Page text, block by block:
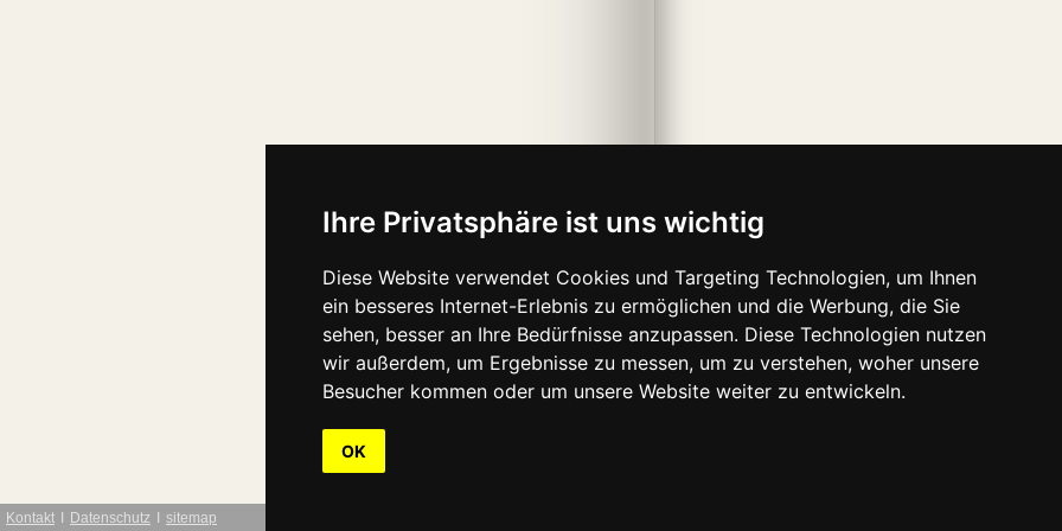
Ihre Privatsphäre ist uns wichtig
Diese Website verwendet Cookies und Targeting Technologien, um Ihnen
ein besseres Internet-Erlebnis zu ermöglichen und die Werbung, die Sie
sehen, besser an Ihre Bedürfnisse anzupassen. Diese Technologien nutzen
wir außerdem, um Ergebnisse zu messen, um zu verstehen, woher unsere
Besucher kommen oder um unsere Website weiter zu entwickeln.
OK
Kontakt Datenschutz sitemap